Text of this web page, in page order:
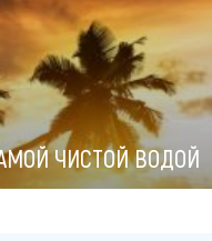
ЧИСТОЙ ВОДОЙ